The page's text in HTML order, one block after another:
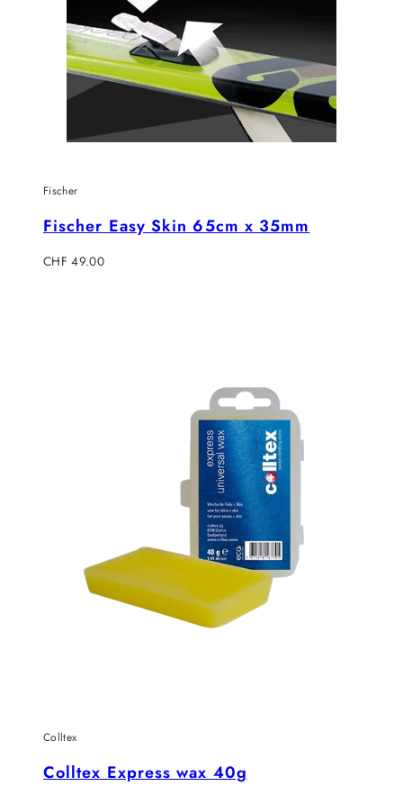
Fischer
Fischer Easy Skin 65cm x 35mm
Regulärer
CHF 49.00
Colltex
Colltex Express wax 40g